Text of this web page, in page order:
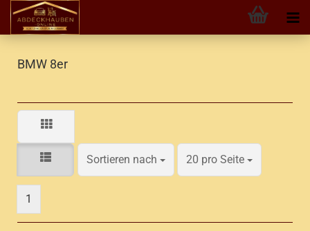
BMW 8er
Sortieren nach
Sortieren nach 20 pro Seite
pro Seite
1